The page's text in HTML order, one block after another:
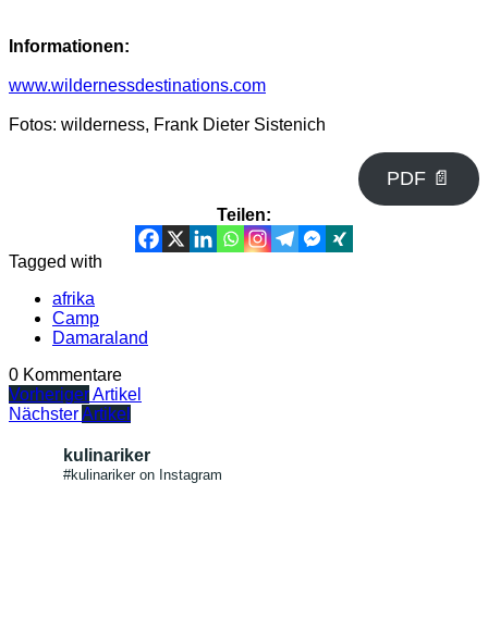
Informationen:
www.wildernessdestinations.com
Fotos: wilderness, Frank Dieter Sistenich
PDF 📄
Teilen:
Tagged with
afrika
Camp
Damaraland
0 Kommentare
VorherigerArtikel
NächsterArtikel
kulinariker
#kulinariker on Instagram